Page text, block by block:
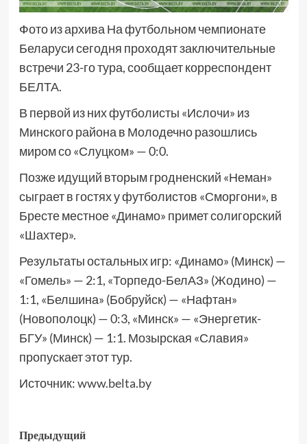
Фото из архива На футбольном чемпионате
Беларуси сегодня проходят заключительные
встречи 23-го тура, сообщает корреспондент
БЕЛТА.
В первой из них футболисты «Ислочи» из
Минского района в Молодечно разошлись
миром со «Слуцком» — 0:0.
Позже идущий вторым гродненский «Неман»
сыграет в гостях у футболистов «Сморгони», в
Бресте местное «Динамо» примет солигорский
«Шахтер».
Результаты остальных игр: «Динамо» (Минск) —
«Гомель» — 2:1, «Торпедо-БелАЗ» (Жодино) —
1:1, «Белшина» (Бобруйск) — «Нафтан»
(Новополоцк) — 0:3, «Минск» — «Энергетик-
БГУ» (Минск) — 1:1. Мозырская «Славия»
пропускает этот тур.
Источник:www.belta.by
Предыдущий